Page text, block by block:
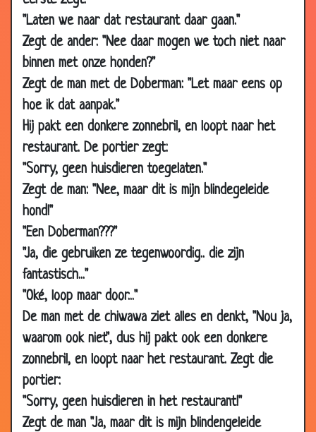
"Laten we naar dat restaurant daar gaan."
Zegt de ander: "Nee daar mogen we toch niet naar
binnen met onze honden?"
Zegt de man met de Doberman: "Let maar eens op
hoe ik dat aanpak."
Hij pakt een donkere zonnebril, en loopt naar het
restaurant. De portier zegt:
"Sorry, geen huisdieren toegelaten."
Zegt de man: "Nee, maar dit is mijn blindegeleide
hond!"
"Een Doberman???"
"Ja, die gebruiken ze tegenwoordig.. die zijn
fantastisch..."
"Oké, loop maar door..."
De man met de chiwawa ziet alles en denkt, "Nou ja,
waarom ook niet", dus hij pakt ook een donkere
zonnebril, en loopt naar het restaurant. Zegt die
portier:
"Sorry, geen huisdieren in het restaurant!"
Zegt de man "Ja, maar dit is mijn blindengeleide
24 Oct 2007
19 Oct 2007
Meertalige papegaai
18 Oct 2007
Oversteken
18 Oct 2007
Parende katten
2.93
12 Oct 2007
Olifant en man in de sauna
23 Aug 2007
Dure huisdieren
2.81
16 Jul 2007
De soldaat en de papegaai
21 Jun 2007
Vliegtuigramp
11 Jun 2007
11 Jun 2007
Olifanten truukjes
04 Jun 2007
Stotteraars altijd laten uitspreken
21 May 2007
Verschil tussen honden en katten
29 Apr 2007
Eekhoorntje
13 Mar 2007
Dode lilliputter
2.94
29 Jan 2007
Pratende dieren
3.41
08 Jan 2007
Afgerichte varken
08 Jan 2007
Late overwinning
08 Jan 2007 Dure koffie